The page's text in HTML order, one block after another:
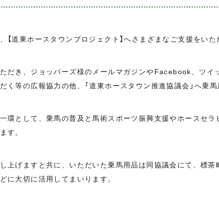
【道東ホースタウンプロジェクト】へさまざまなご支援をい
だき、ジョッパーズ様のメールマガジンやFacebook、ツイ
く等の広報協力の他、「道東ホースタウン推進協議会」へ乗
環として、乗馬の普及と馬術スポーツ振興支援やホースセ
す。
上げますと共に、いただいた乗馬用品は同協議会にて、標
に大切に活用してまいります。